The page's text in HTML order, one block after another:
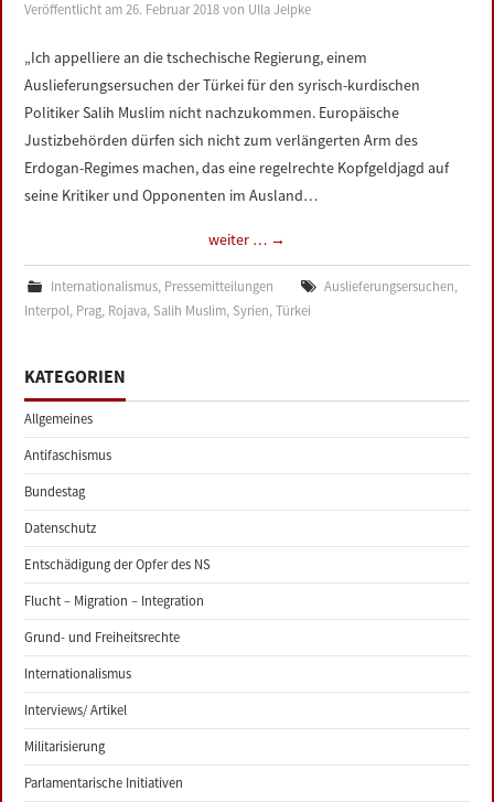
IMPRESSUM
Veröffentlicht am26. Februar 2018 von Ulla Jelpke
„Ich appelliere an die tschechische Regierung, einem
Auslieferungsersuchen der Türkei für den syrisch-kurdischen
Politiker Salih Muslim nicht nachzukommen. Europäische
Justizbehörden dürfen sich nicht zum verlängerten Arm des
Erdogan-Regimes machen, das eine regelrechte Kopfgeldjagd auf
seine Kritiker und Opponenten im Ausland…
weiter … →
Internationalismus, Pressemitteilungen Auslieferungsersuchen,
Interpol, Prag, Rojava, Salih Muslim, Syrien,Türkei
KATEGORIEN
Allgemeines
Antifaschismus
Bundestag
Datenschutz
Entschädigung der Opfer des NS
Flucht – Migration – Integration
Grund- und Freiheitsrechte
Internationalismus
Interviews/ Artikel
Militarisierung
Parlamentarische Initiativen